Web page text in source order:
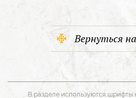
Вернуться
В разделе используются шрифты